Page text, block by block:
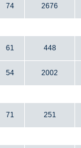
74 2676
61 448
54 2002
71 251